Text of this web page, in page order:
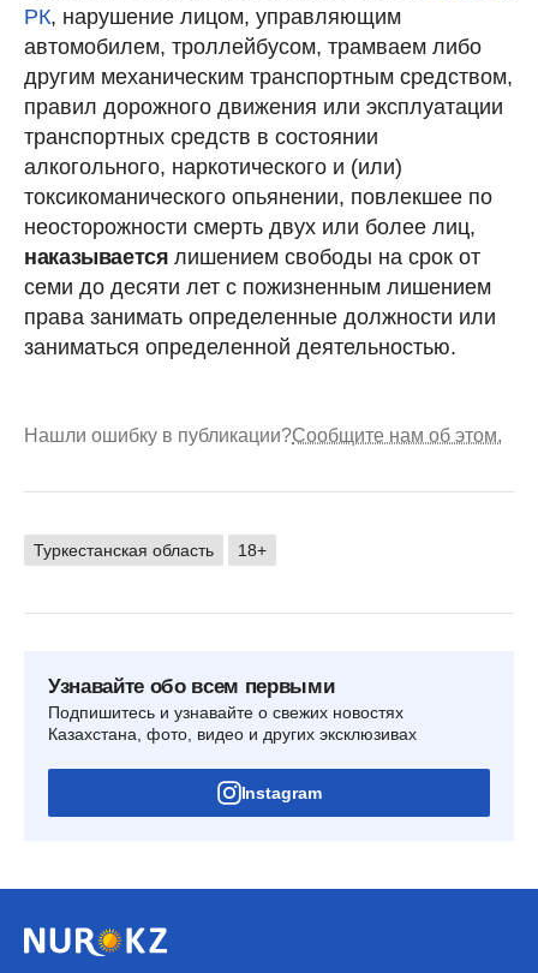
РК, нарушение лицом, управляющим
автомобилем, троллейбусом, трамваем либо
другим механическим транспортным средством,
правил дорожного движения или эксплуатации
транспортных средств в состоянии
алкогольного, наркотического и (или)
токсикоманического опьянении, повлекшее по
неосторожности смерть двух или более лиц,
наказываетсялишением свободы на срок от
семи до десяти лет с пожизненным лишением
права занимать определенные должности или
заниматься определенной деятельностью.
Нашли ошибку в публикации?Сообщите нам об этом.
Туркестанская область 18+
Узнавайте обо всем первыми
Подпишитесь и узнавайте о свежих новостях
Казахстана, фото, видео и других эксклюзивах
Instagram